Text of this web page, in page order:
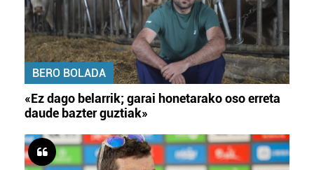
BERO BOLADA
«Ez dago belarrik; garai honetarako oso erreta
daude bazter guztiak»